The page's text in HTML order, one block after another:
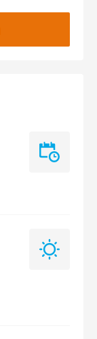
Last
Léto